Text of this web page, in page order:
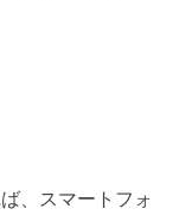
、スマートフォ